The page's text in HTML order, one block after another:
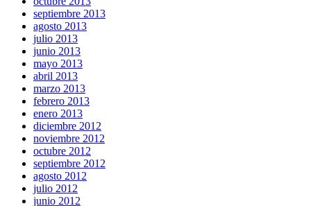
septiembre 2013
agosto 2013
julio 2013
junio 2013
mayo 2013
abril 2013
marzo 2013
febrero 2013
enero 2013
diciembre 2012
noviembre 2012
octubre 2012
septiembre 2012
agosto 2012
julio 2012
junio 2012